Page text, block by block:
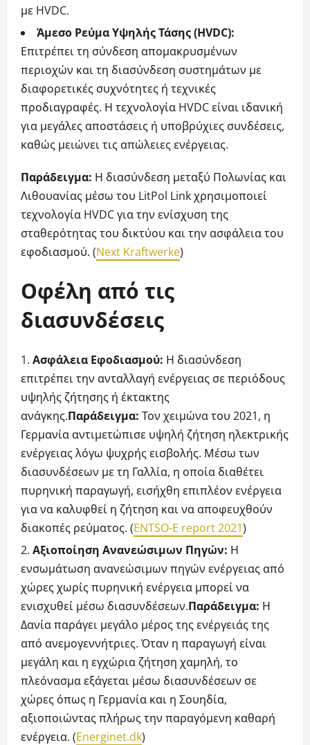
με HVDC.
Άμεσο Ρεύμα Υψηλής Τάσης (HVDC):
Επιτρέπει τη σύνδεση απομακρυσμένων
περιοχών και τη διασύνδεση συστημάτων με
διαφορετικές συχνότητες ή τεχνικές
προδιαγραφές. Η τεχνολογία HVDC είναι ιδανική
για μεγάλες αποστάσεις ή υποβρύχιες συνδέσεις,
καθώς μειώνει τις απώλειες ενέργειας.
Παράδειγμα: Η διασύνδεση μεταξύ Πολωνίας και
Λιθουανίας μέσω του LitPol Link χρησιμοποιεί
τεχνολογία HVDC για την ενίσχυση της
σταθερότητας του δικτύου και την ασφάλεια του
εφοδιασμού. (Next Kraftwerke)
Οφέλη από τις
διασυνδέσεις
Ασφάλεια Εφοδιασμού: Η διασύνδεση
επιτρέπει την ανταλλαγή ενέργειας σε περιόδους
υψηλής ζήτησης ή έκτακτης
ανάγκης.Παράδειγμα: Τον χειμώνα του 2021, η
Γερμανία αντιμετώπισε υψηλή ζήτηση ηλεκτρικής
ενέργειας λόγω ψυχρής εισβολής. Μέσω των
διασυνδέσεων με τη Γαλλία, η οποία διαθέτει
πυρηνική παραγωγή, εισήχθη επιπλέον ενέργεια
για να καλυφθεί η ζήτηση και να αποφευχθούν
διακοπές ρεύματος. (ENTSO-E report 2021)
Αξιοποίηση Ανανεώσιμων Πηγών: Η
ενσωμάτωση ανανεώσιμων πηγών ενέργειας από
χώρες χωρίς πυρηνική ενέργεια μπορεί να
ενισχυθεί μέσω διασυνδέσεων.Παράδειγμα: Η
Δανία παράγει μεγάλο μέρος της ενέργειάς της
από ανεμογεννήτριες. Όταν η παραγωγή είναι
μεγάλη και η εγχώρια ζήτηση χαμηλή, το
πλεόνασμα εξάγεται μέσω διασυνδέσεων σε
χώρες όπως η Γερμανία και η Σουηδία,
αξιοποιώντας πλήρως την παραγόμενη καθαρή
ενέργεια. (Energinet.dk)